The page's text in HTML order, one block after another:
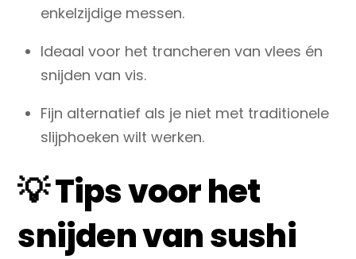
enkelzijdige messen.
Ideaal voor het trancheren van vlees én
snijden van vis.
Fijn alternatief als je niet met traditionele
slijphoeken wilt werken.
💡 Tips voor het
snijden van sushi